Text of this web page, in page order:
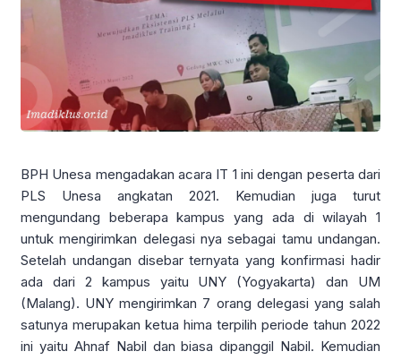
BPH Unesa mengadakan acara IT 1 ini dengan peserta dari
PLS Unesa angkatan 2021. Kemudian juga turut
mengundang beberapa kampus yang ada di wilayah 1
untuk mengirimkan delegasi nya sebagai tamu undangan.
Setelah undangan disebar ternyata yang konfirmasi hadir
ada dari 2 kampus yaitu UNY (Yogyakarta) dan UM
(Malang). UNY mengirimkan 7 orang delegasi yang salah
satunya merupakan ketua hima terpilih periode tahun 2022
ini yaitu Ahnaf Nabil dan biasa dipanggil Nabil. Kemudian